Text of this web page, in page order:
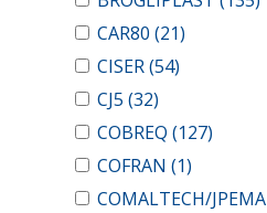
CAR80 (21)
CISER(54)
CJ5 (32)
COBREQ (127)
COFRAN (1)
COMALTECH/JPEMA